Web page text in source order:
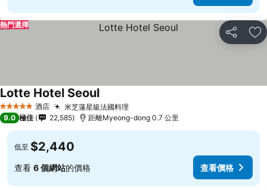
分享 放
熱門選擇
5 星級 酒店 米芝蓮星級法國料理
Lotte Hotel Seoul
9.0 極佳 22,585 距離Myeong-dong 0.7 公里
低至 $2,440
查看 6 個網站的價格 查看價格